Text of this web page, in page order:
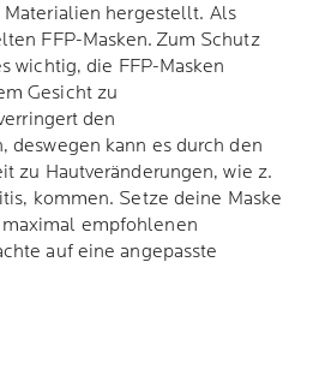
hergestellt. Als
FFP-Masken. Zum Schutz
wichtig, die FFP-Masken
Gesicht zu
den
deswegen kann es durch den
zu Hautveränderungen, wie z.
kommen. Setze deine Maske
empfohlenen
auf eine angepasste